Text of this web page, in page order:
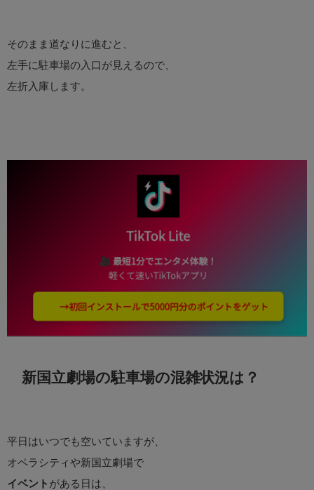
そのまま道なりに進むと、
左手に駐車場の入口が見えるので、
左折入庫します。
新国立劇場の駐車場の混雑状況は？
平日はいつでも空いていますが、
オペラシティや新国立劇場で
イベント がある日は、